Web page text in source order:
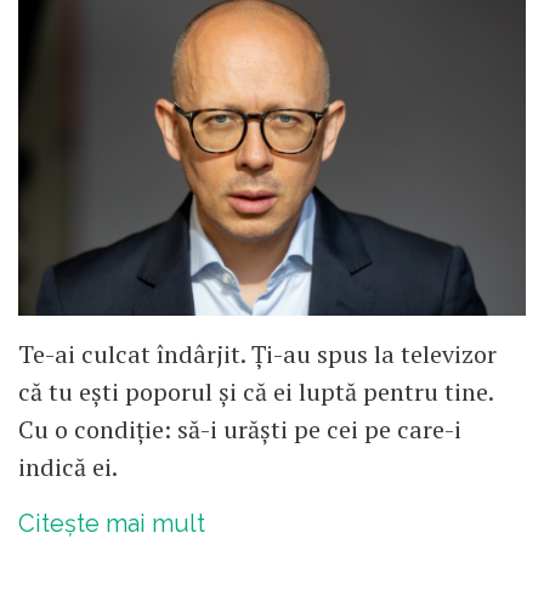
Te-ai culcat îndârjit. Ți-au spus la televizor
că tu ești poporul și că ei luptă pentru tine.
Cu o condiție: să-i urăști pe cei pe care-i
indică ei.
Citește mai mult